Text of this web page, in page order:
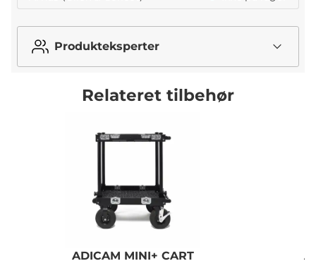
Produkteksperter
Relateret tilbehør
ADICAM MINI+ CART